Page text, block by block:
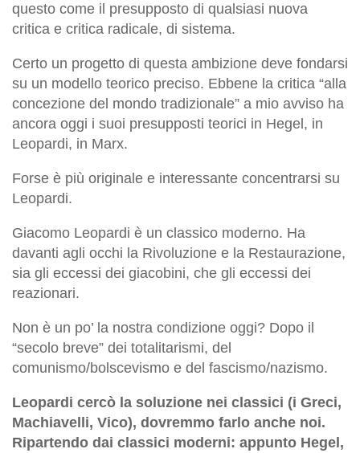
questo come il presupposto di qualsiasi nuova
critica e critica radicale, di sistema.
Certo un progetto di questa ambizione deve fondarsi
su un modello teorico preciso. Ebbene la critica “alla
concezione del mondo tradizionale” a mio avviso ha
ancora oggi i suoi presupposti teorici in Hegel, in
Leopardi, in Marx.
Forse è più originale e interessante concentrarsi su
Leopardi.
Giacomo Leopardi è un classico moderno. Ha
davanti agli occhi la Rivoluzione e la Restaurazione,
sia gli eccessi dei giacobini, che gli eccessi dei
reazionari.
Non è un po’ la nostra condizione oggi? Dopo il
“secolo breve” dei totalitarismi, del
comunismo/bolscevismo e del fascismo/nazismo.
Leopardi cercò la soluzione nei classici (i Greci,
Machiavelli, Vico), dovremmo farlo anche noi.
Ripartendo dai classici moderni: appunto Hegel,